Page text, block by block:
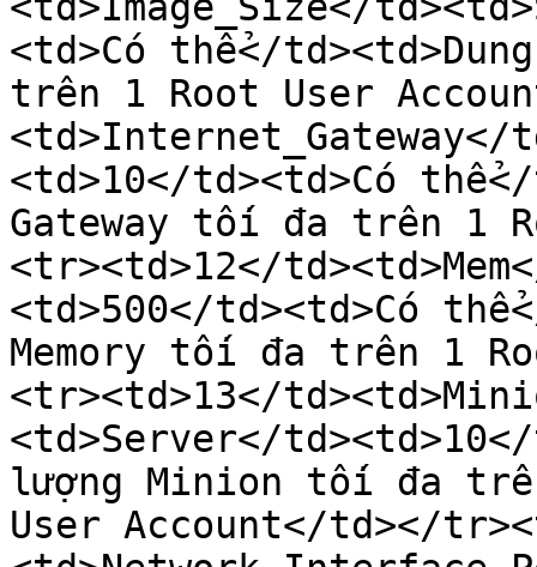
<td>Có thể</
trên 1 Root User
<td>Internet_Gateway</
<td>10</td><td>Có
Gateway tối đa trên 1
<tr><td>12</
<td>500</td><td>Có
Memory tối đa trên 1
<tr><td>13</
<td>Server</
lượng Minion tối đa
User Account</td></